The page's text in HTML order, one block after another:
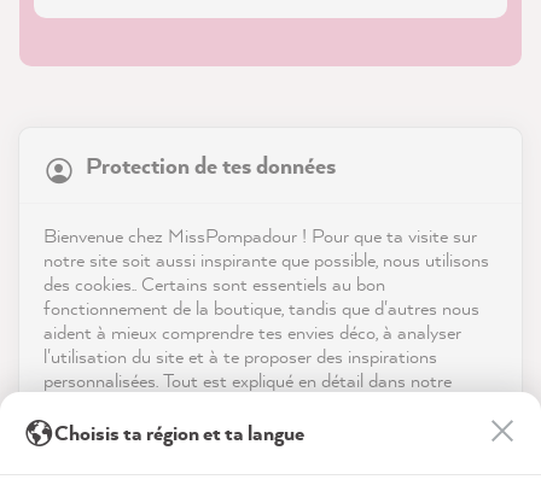
Boutique
Service
Contact
Télécharger l'appli
Les médias sociaux
Protection de tes données
Bienvenue chez MissPompadour ! Pour que ta visite sur
notre site soit aussi inspirante que possible, nous utilisons
des cookies.. Certains sont essentiels au bon
fonctionnement de la boutique, tandis que d'autres nous
aident à mieux comprendre tes envies déco, à analyser
l'utilisation du site et à te proposer des inspirations
personnalisées. Tout est expliqué en détail dans notre
En cliquant sur « Tout accepter », tu nous autorises à
peaufiner ton expérience avec nous. Pas d'inquiétude, tu
reviews-io
Client vérifié
De belles couleurs, un excellent support...
Choisis ta région et ta langue